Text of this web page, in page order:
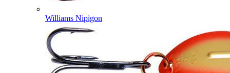
Williams Nipigon